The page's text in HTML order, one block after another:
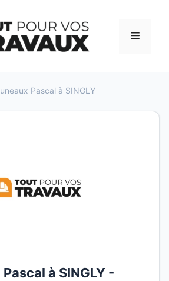
Menu
Pascal à SINGLY
à SINGLY -